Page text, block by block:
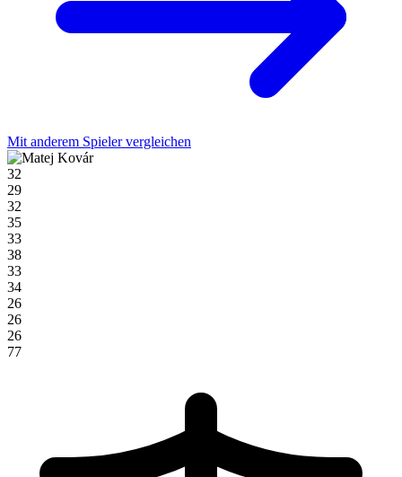
Mit anderem Spieler vergleichen
32
29
32
35
33
38
33
34
26
26
26
77